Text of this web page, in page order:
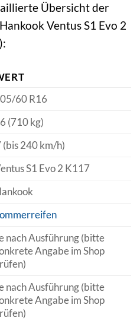
Übersicht der
Ventus S1 Evo 2
60 R16
(710 kg)
(bis 240 km/h)
S1 Evo 2 K117
nach Ausführung (bitte
Angabe im Shop
nach Ausführung (bitte
Angabe im Shop